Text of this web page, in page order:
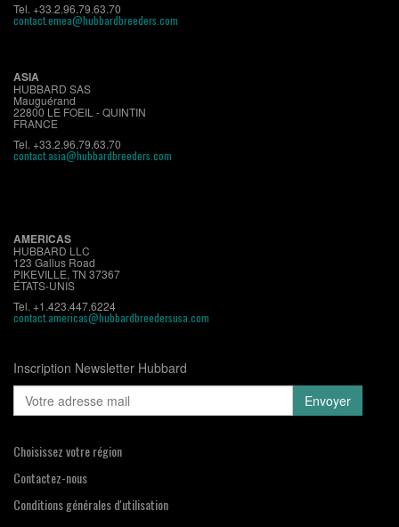
Tel. +33.2.96.79.63.70
contact.emea@hubbardbreeders.com
ASIA
HUBBARD SAS
Mauguérand
22800 LE FOEIL - QUINTIN
FRANCE
Tel. +33.2.96.79.63.70
contact.asia@hubbardbreeders.com
AMERICAS
HUBBARD LLC
123 Gallus Road
PIKEVILLE, TN 37367
ÉTATS-UNIS
Tel. +1.423.447.6224
contact.americas@hubbardbreedersusa.com
Inscription Newsletter Hubbard
Choisissez votre région
Contactez-nous
Conditions générales d'utilisation